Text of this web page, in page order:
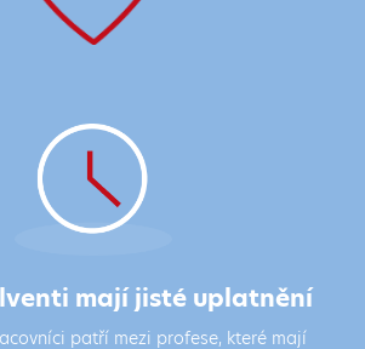
mají jisté uplatnění
patří mezi profese, které mají